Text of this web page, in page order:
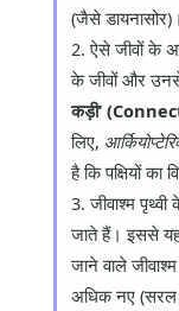
(जैसे डायनासोर)।
2. ऐसे जीवों के
के जीवों और
कड़ी’
लिए,
है कि पक्षियों
3. जीवाश्म
जाते हैं। इससे यह
जाने वाले
अधिक नए (सरल